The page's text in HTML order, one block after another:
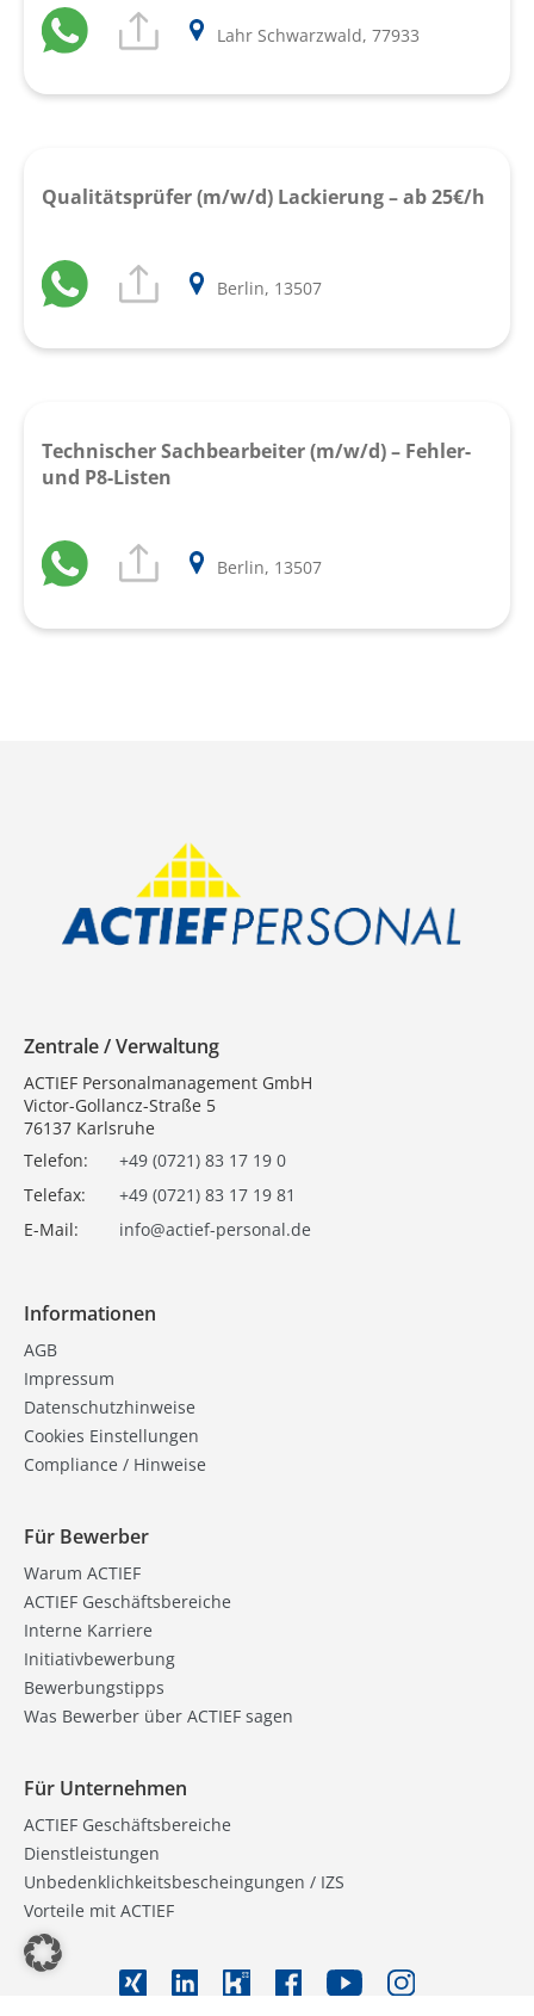
Lahr Schwarzwald, 77933
Qualitätsprüfer (m/w/d) Lackierung – ab 25€/h
Berlin, 13507
Technischer Sachbearbeiter (m/w/d) – Fehler-
und P8-Listen
Berlin, 13507
Zentrale / Verwaltung
ACTIEF Personalmanagement GmbH
Victor-Gollancz-Straße 5
76137 Karlsruhe
Telefon:
+49 (0721) 83 17 19 0
Telefax:
+49 (0721) 83 17 19 81
E-Mail:
info@actief-personal.de
Informationen
AGB
Impressum
Datenschutzhinweise
Cookies Einstellungen
Compliance / Hinweise
Für Bewerber
Warum ACTIEF
ACTIEF Geschäftsbereiche
Interne Karriere
Initiativbewerbung
Bewerbungstipps
Was Bewerber über ACTIEF sagen
Für Unternehmen
ACTIEF Geschäftsbereiche
Dienstleistungen
Unbedenklichkeitsbescheingungen / IZS
Vorteile mit ACTIEF